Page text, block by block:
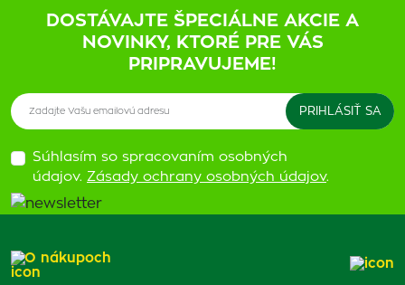
DOSTÁVAJTE ŠPECIÁLNE AKCIE A
NOVINKY, KTORÉ PRE VÁS
PRIPRAVUJEME!
Súhlasím so spracovaním osobných
údajov. Zásady ochrany osobných údajov.
O nákupoch